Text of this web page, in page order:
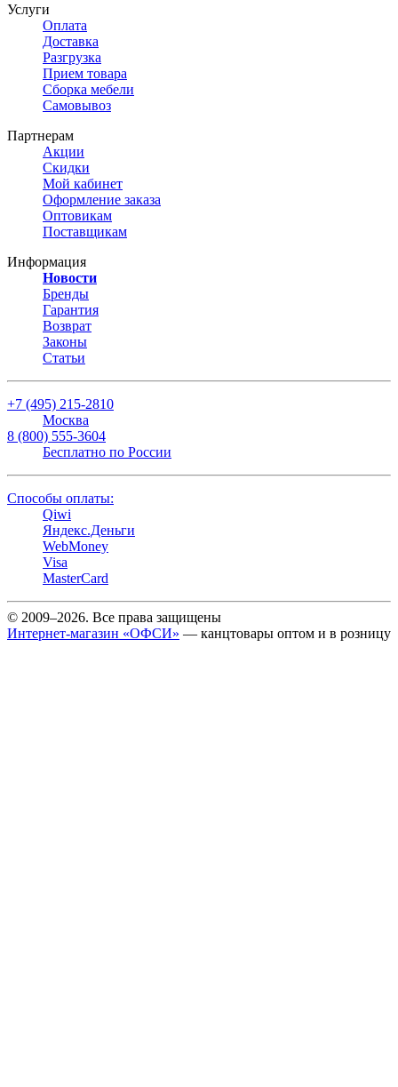
Услуги
Оплата
Доставка
Разгрузка
Прием товара
Сборка мебели
Самовывоз
Партнерам
Акции
Скидки
Мой кабинет
Оформление заказа
Оптовикам
Поставщикам
Информация
Новости
Бренды
Гарантия
Возврат
Законы
Статьи
+7 (495) 215-2810
Москва
8 (800) 555-3604
Бесплатно по России
Способы оплаты:
Qiwi
Яндекс.Деньги
WebMoney
Visa
MasterCard
© 2009–2026. Все права защищены
Интернет-магазин «ОФСИ» — канцтовары оптом и в розницу